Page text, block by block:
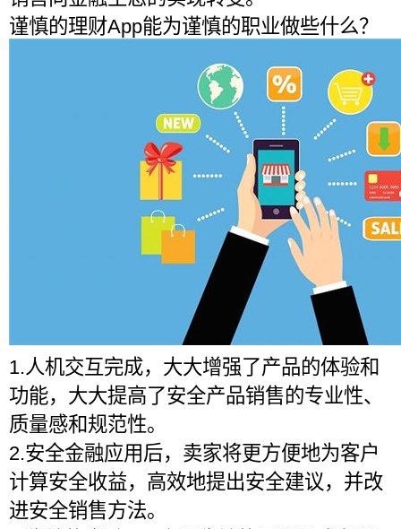
谨慎的理财App能为谨慎的职业做些什么？
1.人机交互完成，大大增强了产品的体验和
功能，大大提高了安全产品销售的专业性、
质量感和规范性。
2.安全金融应用后，卖家将更方便地为客户
计算安全收益，高效地提出安全建议，并改
进安全销售方法。